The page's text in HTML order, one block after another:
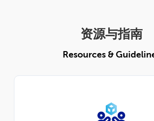
资源与指南
Resources &